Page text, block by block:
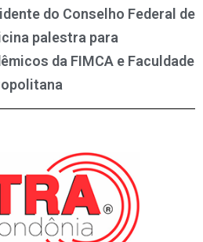
do Conselho Federal de
palestra para
da FIMCA e Faculdade